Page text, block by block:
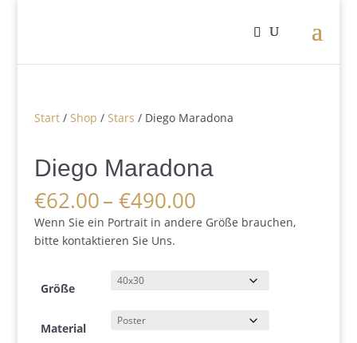
Start/ Shop / Stars / Diego Maradona
Diego Maradona
€62.00– €490.00Preisspanne:
€62.00
bis
Wenn Sie ein Portrait in andere Größe brauchen,
bitte kontaktieren Sie Uns.
Größe
Material